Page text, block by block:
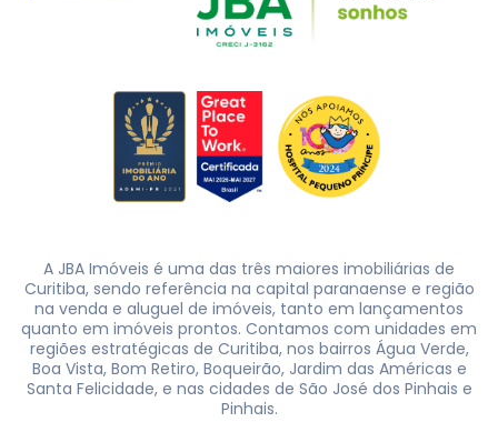
A JBA Imóveis é uma das três maiores imobiliárias de
Curitiba, sendo referência na capital paranaense e região
na venda e aluguel de imóveis, tanto em lançamentos
quanto em imóveis prontos. Contamos com unidades em
regiões estratégicas de Curitiba, nos bairros Água Verde,
Boa Vista, Bom Retiro, Boqueirão, Jardim das Américas e
Santa Felicidade, e nas cidades de São José dos Pinhais e
Pinhais.